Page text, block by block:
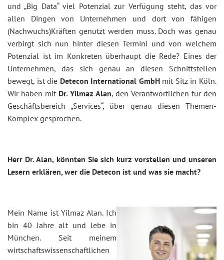
und „Big Data“ viel Potenzial zur Verfügung steht, das vor
allen Dingen von Unternehmen und dort von fähigen
(Nachwuchs)Kräften genutzt werden muss. Doch was genau
verbirgt sich nun hinter diesen Termini und von welchem
Potenzial ist im Konkreten überhaupt die Rede? Eines der
Unternehmen, das sich genau an diesen Schnittstellen
bewegt, ist die Detecon International GmbHmit Sitz in Köln.
Wir haben mit Dr. Yilmaz Alan, den Verantwortlichen für den
Geschäftsbereich „Services“, über genau diesen Themen-
Komplex gesprochen.
Herr Dr. Alan, könnten Sie sich kurz vorstellen und unseren
Lesern erklären, wer die Detecon ist und was sie macht?
Mein Name ist Yilmaz Alan. Ich
bin 40 Jahre alt und lebe in
München. Seit meinem
wirtschaftswissenschaftlichen